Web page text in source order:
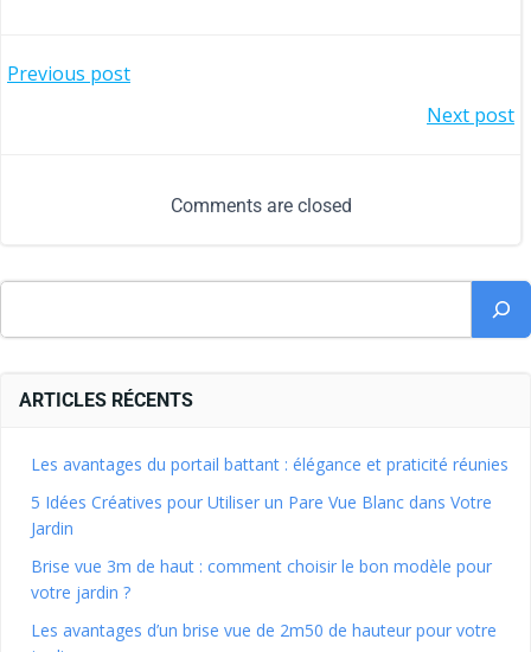
Previous post
Next post
Comments are closed
ARTICLES RÉCENTS
Les avantages du portail battant : élégance et praticité réunies
5 Idées Créatives pour Utiliser un Pare Vue Blanc dans Votre
Jardin
Brise vue 3m de haut : comment choisir le bon modèle pour
votre jardin ?
Les avantages d’un brise vue de 2m50 de hauteur pour votre